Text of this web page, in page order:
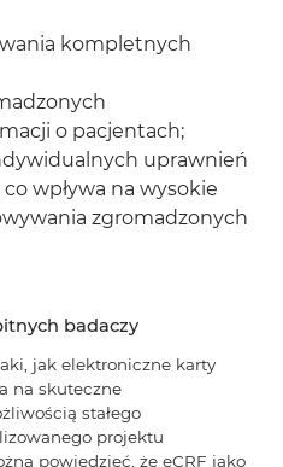
kompletnych
o pacjentach;
uprawnień
wpływa na wysokie
zgromadzonych
badaczy
jak elektroniczne karty
na skuteczne
stałego
projektu
powiedzieć, że eCRF jako